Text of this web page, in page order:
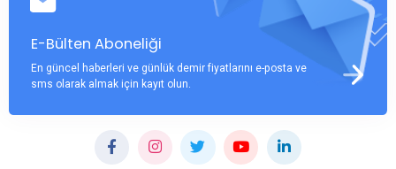
E-Bülten Aboneliği
En güncel haberleri ve günlük demir fiyatlarını e-posta ve
sms olarak almak için kayıt olun.